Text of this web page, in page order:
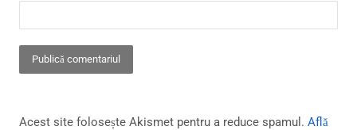
Acest site folosește Akismet pentru a reduce spamul. Află